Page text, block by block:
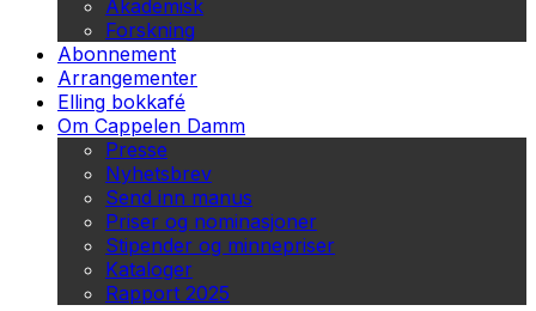
Akademisk
Forskning
Abonnement
Arrangementer
Elling bokkafé
Om Cappelen Damm
Presse
Nyhetsbrev
Send inn manus
Priser og nominasjoner
Stipender og minnepriser
Kataloger
Rapport 2025